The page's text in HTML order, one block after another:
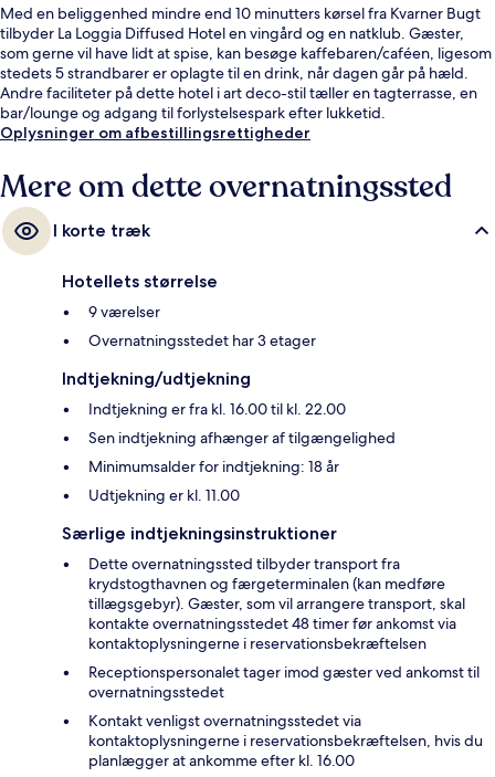
Med en beliggenhed mindre end 10 minutters kørsel fra Kvarner Bugt
tilbyder La Loggia Diffused Hotel en vingård og en natklub. Gæster,
som gerne vil have lidt at spise, kan besøge kaffebaren/caféen, ligesom
stedets 5 strandbarer er oplagte til en drink, når dagen går på hæld.
Andre faciliteter på dette hotel i art deco-stil tæller en tagterrasse, en
bar/lounge og adgang til forlystelsespark efter lukketid.
Oplysninger om afbestillingsrettigheder
Mere om dette overnatningssted
I korte træk
Hotellets størrelse
9 værelser
Overnatningsstedet har 3 etager
Indtjekning/udtjekning
Indtjekning er fra kl. 16.00 til kl. 22.00
Sen indtjekning afhænger af tilgængelighed
Minimumsalder for indtjekning: 18 år
Udtjekning er kl. 11.00
Særlige indtjekningsinstruktioner
Dette overnatningssted tilbyder transport fra
krydstogthavnen og færgeterminalen (kan medføre
tillægsgebyr). Gæster, som vil arrangere transport, skal
kontakte overnatningsstedet 48 timer før ankomst via
kontaktoplysningerne i reservationsbekræftelsen
Receptionspersonalet tager imod gæster ved ankomst til
overnatningsstedet
Kontakt venligst overnatningsstedet via
kontaktoplysningerne i reservationsbekræftelsen, hvis du
planlægger at ankomme efter kl. 16.00